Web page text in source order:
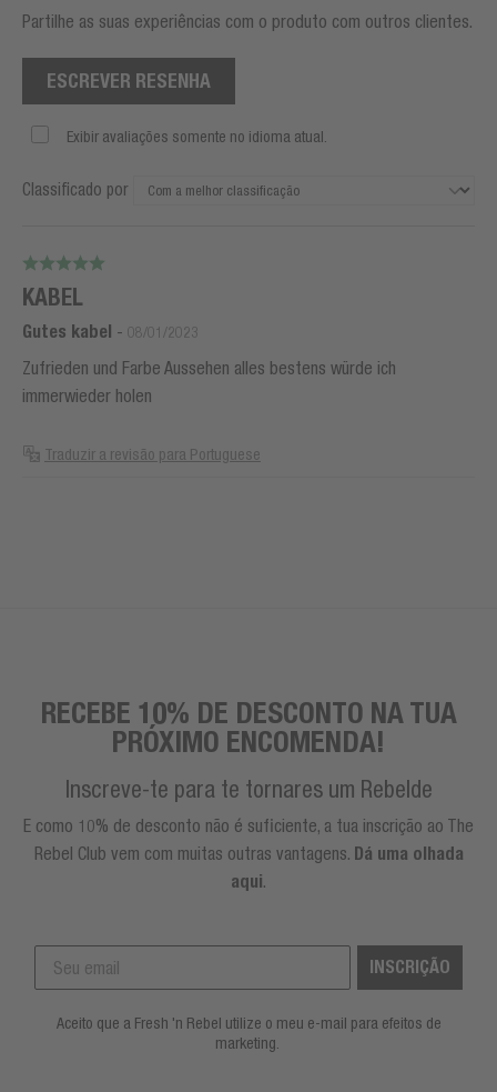
Partilhe as suas experiências com o produto com outros clientes.
ESCREVER RESENHA
Exibir avaliações somente no idioma atual.
Classificado por
KABEL
Gutes kabel - 08/01/2023
Zufrieden und Farbe Aussehen alles bestens würde ich
immerwieder holen
Traduzir a revisão para Portuguese
RECEBE 10% DE DESCONTO NA TUA
PRÓXIMO ENCOMENDA!
Inscreve-te para te tornares um Rebelde
E como 10% de desconto não é suficiente, a tua inscrição ao The
Rebel Club vem com muitas outras vantagens. Dá uma olhada
aqui.
INSCRIÇÃO
Aceito que a Fresh 'n Rebel utilize o meu e-mail para efeitos de
marketing.